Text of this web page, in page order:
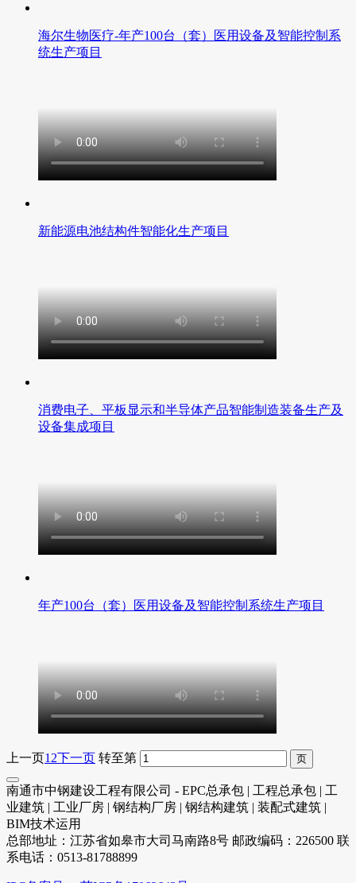
海尔生物医疗-年产100台（套）医用设备及智能控制系
统生产项目
新能源电池结构件智能化生产项目
消费电子、平板显示和半导体产品智能制造装备生产及
设备集成项目
年产100台（套）医用设备及智能控制系统生产项目
上一页1 2下一页 转至第
南通市中钢建设工程有限公司 - EPC总承包 | 工程总承包 | 工
业建筑 | 工业厂房 | 钢结构厂房 | 钢结构建筑 | 装配式建筑 |
BIM技术运用
总部地址：江苏省如皋市大司马南路8号 邮政编码：226500 联
系电话：0513-81788899